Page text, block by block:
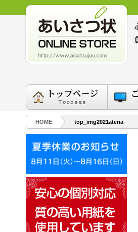
HOME top_img2021atena